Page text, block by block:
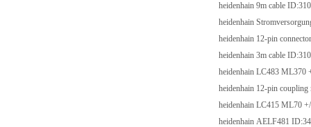
heidenhain 9m cable
heidenhain
heidenhain 12-pin
heidenhain 3m cable
heidenhain LC483
heidenhain 12-pin
heidenhain LC415
heidenhain AELF481